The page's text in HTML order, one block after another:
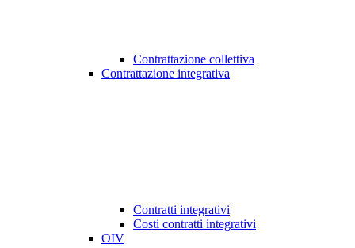
Contrattazione collettiva
Contrattazione integrativa
Contratti integrativi
Costi contratti integrativi
OIV